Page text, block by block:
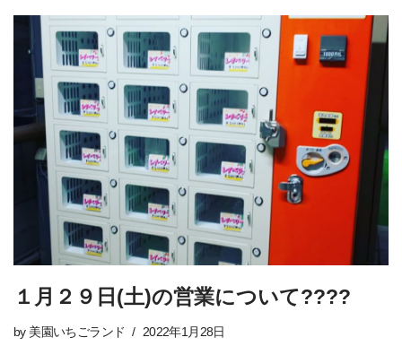
１月２９日(土)の営業について????
by 美園いちごランド 2022年1月28日